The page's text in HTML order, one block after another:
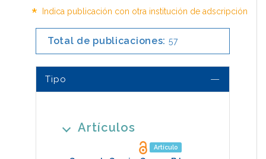
* Indica publicación con otra institución de adscripción
Total de publicaciones: 57
Tipo
Artículos
Artículo